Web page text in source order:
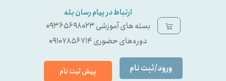
ارتباط در پیام رسان بله
بسته ‌های آموزشی 09365698023
دوره‌های حضوری 09107856714
ورود/ثبت نام پیش ثبت نام